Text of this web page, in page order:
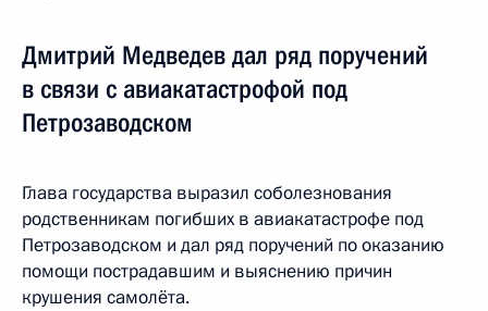
Дмитрий Медведев дал ряд поручений
в связи с авиакатастрофой под
Петрозаводском
Глава государства выразил соболезнования
родственникам погибших в авиакатастрофе под
Петрозаводском и дал ряд поручений по оказанию
помощи пострадавшим и выяснению причин
крушения самолёта.